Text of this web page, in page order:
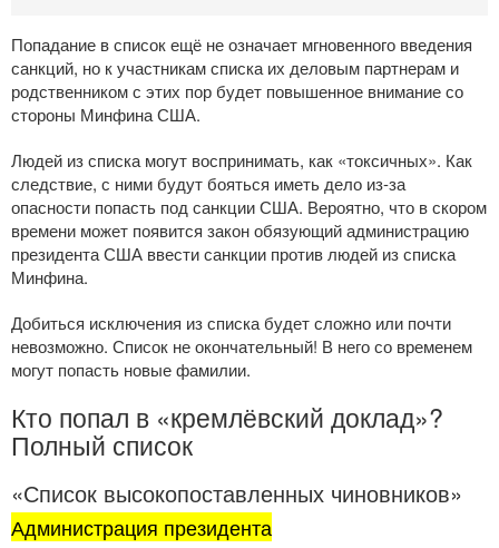
Попадание в список ещё не означает мгновенного введения
санкций, но к участникам списка их деловым партнерам и
родственником с этих пор будет повышенное внимание со
стороны Минфина США.
Людей из списка могут воспринимать, как «токсичных». Как
следствие, с ними будут бояться иметь дело из-за
опасности попасть под санкции США. Вероятно, что в скором
времени может появится закон обязующий администрацию
президента США ввести санкции против людей из списка
Минфина.
Добиться исключения из списка будет сложно или почти
невозможно. Список не окончательный! В него со временем
могут попасть новые фамилии.
Кто попал в «кремлёвский доклад»?
Полный список
«Список высокопоставленных чиновников»
Администрация президента